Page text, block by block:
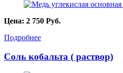
Цена: 2 750 Руб.
Подробнее
Соль кобальта ( раствор)